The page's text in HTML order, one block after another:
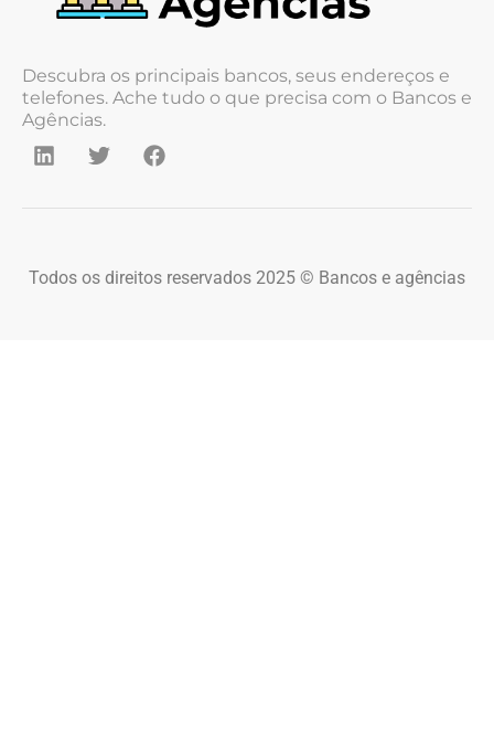
Descubra os principais bancos, seus endereços e
telefones. Ache tudo o que precisa com o Bancos e
Agências.
Todos os direitos reservados 2025 © Bancos e agências